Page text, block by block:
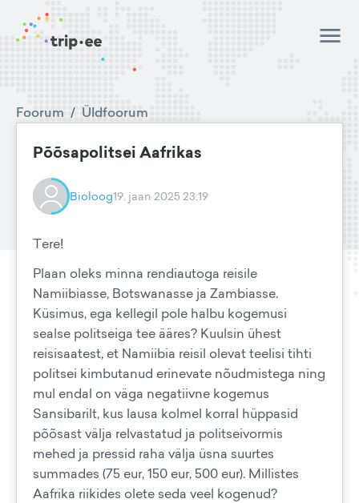
Foorum / Üldfoorum
Põõsapolitsei Aafrikas
Bioloog19. jaan 2025 23:19
Tere!
Plaan oleks minna rendiautoga reisile
Namiibiasse, Botswanasse ja Zambiasse.
Küsimus, ega kellegil pole halbu kogemusi
sealse politseiga tee ääres? Kuulsin ühest
reisisaatest, et Namiibia reisil olevat teelisi tihti
politsei kimbutanud erinevate nõudmistega ning
mul endal on väga negatiivne kogemus
Sansibarilt, kus lausa kolmel korral hüppasid
põõsast välja relvastatud ja politseivormis
mehed ja pressid raha välja üsna suurtes
summades (75 eur, 150 eur, 500 eur). Millistes
Aafrika riikides olete seda veel kogenud?